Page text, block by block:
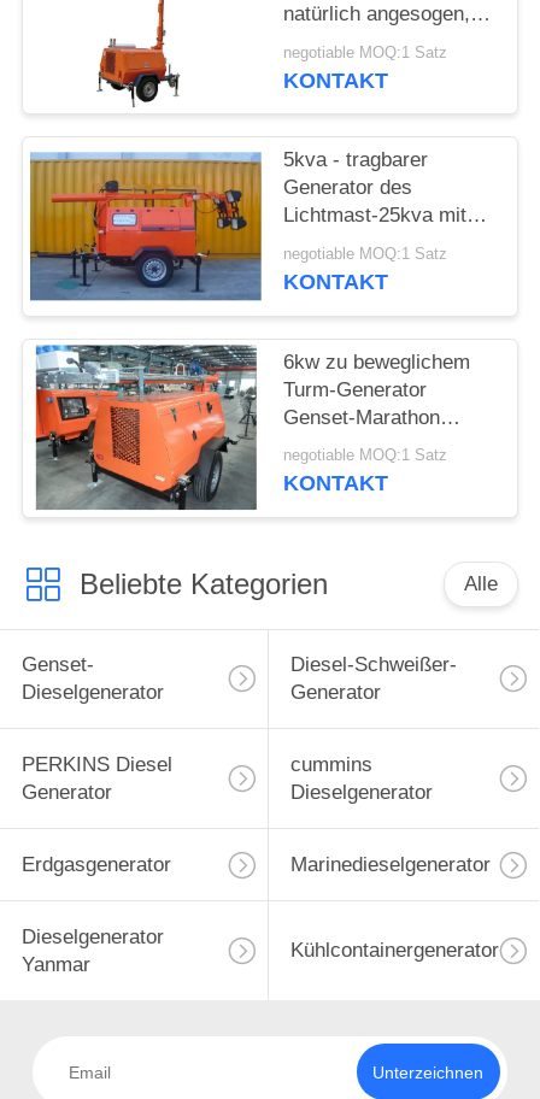
PRIVACY
POLICY
natürlich angesogen,
Generator beleuchtend
negotiable MOQ:1 Satz
KONTAKT
5kva - tragbarer
Generator des
Lichtmast-25kva mit
Kubot/Perkins-
Maschine
negotiable MOQ:1 Satz
KONTAKT
6kw zu beweglichem
Turm-Generator
Genset-Marathon
Wechselstrom-
Generator der
negotiable MOQ:1 Satz
KONTAKT
Beliebte Kategorien Alle
Genset-
Dieselgenerator
Diesel-Schweißer-
Generator
PERKINS Diesel
Generator
cummins
Dieselgenerator
Erdgasgenerator Marinedieselgenerator
Dieselgenerator
Yanmar
Kühlcontainergenerator
Unterzeichnen